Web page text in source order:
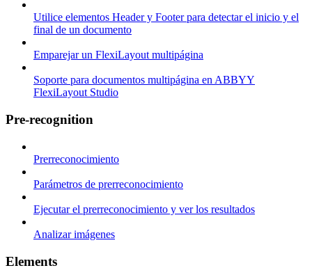
Utilice elementos Header y Footer para detectar el inicio y el
final de un documento
Emparejar un FlexiLayout multipágina
Soporte para documentos multipágina en ABBYY
FlexiLayout Studio
Pre-recognition
Prerreconocimiento
Parámetros de prerreconocimiento
Ejecutar el prerreconocimiento y ver los resultados
Analizar imágenes
Elements